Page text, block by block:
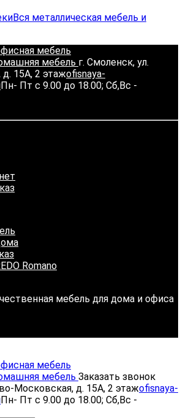
Вся металлическая мебель и
мебель
мебель г. Смоленск, ул.
15А, 2 этажofisnaya-
Пн- Пт с 9.00 до 18.00; Сб,Вс -
Romano
мебель для дома и офиса
мебель
мебель Заказать звонок
Московская, д. 15А, 2 этажofisnaya-
Пн- Пт с 9.00 до 18.00; Сб,Вс -